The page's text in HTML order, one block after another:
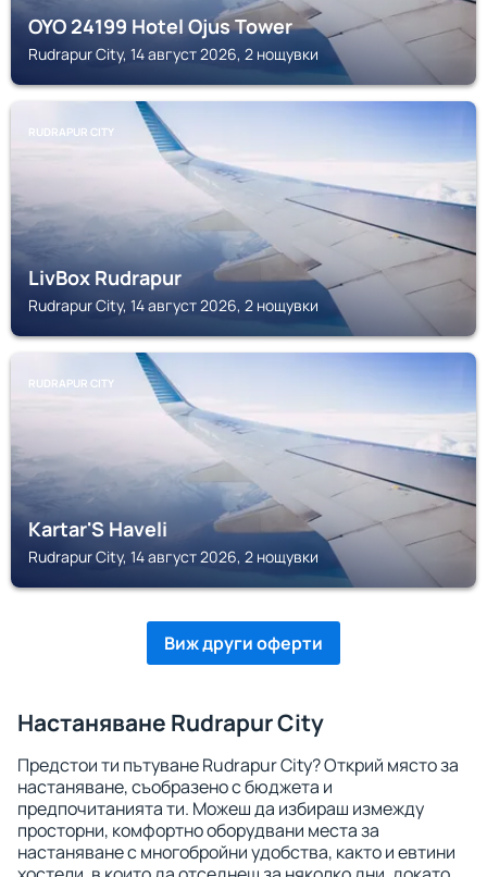
OYO 24199 Hotel Ojus Tower
Rudrapur City, 14 август 2026, 2 нощувки
RUDRAPUR CITY
LivBox Rudrapur
Rudrapur City, 14 август 2026, 2 нощувки
RUDRAPUR CITY
Kartar'S Haveli
Rudrapur City, 14 август 2026, 2 нощувки
Виж други оферти
Настаняване Rudrapur City
Предстои ти пътуване Rudrapur City? Открий място за
настаняване, съобразено с бюджета и
предпочитанията ти. Можеш да избираш измежду
просторни, комфортно оборудвани места за
настаняване с многобройни удобства, както и евтини